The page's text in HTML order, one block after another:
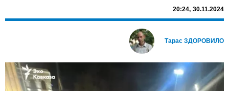
20:24, 30.11.2024
Тарас ЗДОРОВИЛО